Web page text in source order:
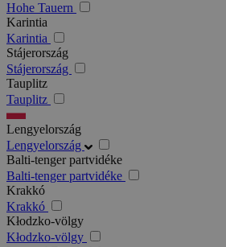
Hohe Tauern
Karintia
Karintia
Stájerország
Stájerország
Tauplitz
Tauplitz
Lengyelország
Lengyelország
Balti-tenger partvidéke
Balti-tenger partvidéke
Krakkó
Krakkó
Kłodzko-völgy
Kłodzko-völgy